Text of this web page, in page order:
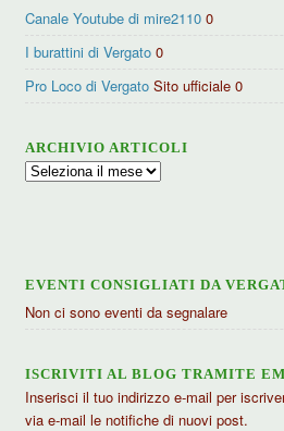
Canale Youtube di mire2110 0
I burattini di Vergato 0
Pro Loco di Vergato Sito ufficiale 0
ARCHIVIO ARTICOLI
Archivio
EVENTI CONSIGLIATI DA
Non ci sono eventi da segnalare
ISCRIVITI AL BLOG TRAMITE
Inserisci il tuo indirizzo e-mail per
via e-mail le notifiche di nuovi post.